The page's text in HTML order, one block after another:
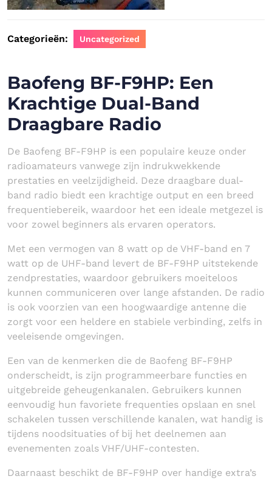
Categorieën: Uncategorized
Baofeng BF-F9HP: Een
Krachtige Dual-Band
Draagbare Radio
De Baofeng BF-F9HP is een populaire keuze onder
radioamateurs vanwege zijn indrukwekkende
prestaties en veelzijdigheid. Deze draagbare dual-
band radio biedt een krachtige output en een breed
frequentiebereik, waardoor het een ideale metgezel is
voor zowel beginners als ervaren operators.
Met een vermogen van 8 watt op de VHF-band en 7
watt op de UHF-band levert de BF-F9HP uitstekende
zendprestaties, waardoor gebruikers moeiteloos
kunnen communiceren over lange afstanden. De radio
is ook voorzien van een hoogwaardige antenne die
zorgt voor een heldere en stabiele verbinding, zelfs in
veeleisende omgevingen.
Een van de kenmerken die de Baofeng BF-F9HP
onderscheidt, is zijn programmeerbare functies en
uitgebreide geheugenkanalen. Gebruikers kunnen
eenvoudig hun favoriete frequenties opslaan en snel
schakelen tussen verschillende kanalen, wat handig is
tijdens noodsituaties of bij het deelnemen aan
evenementen zoals VHF/UHF-contesten.
Daarnaast beschikt de BF-F9HP over handige extra’s